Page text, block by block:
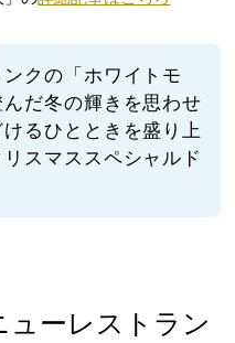
クの「ホワイトモ
だ冬の輝きを思わせ
るひとときを盛り上
スマススペシャルド
ューレストラン